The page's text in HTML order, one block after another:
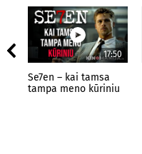
17:50
Se7en – kai tamsa
tampa meno kūriniu